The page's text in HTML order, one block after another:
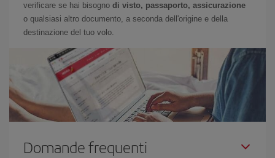
verificare se hai bisogno di visto, passaporto, assicurazione
o qualsiasi altro documento, a seconda dell'origine e della
destinazione del tuo volo.
Domande frequenti